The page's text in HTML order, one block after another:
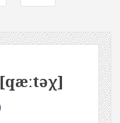
[qæːtəχ]